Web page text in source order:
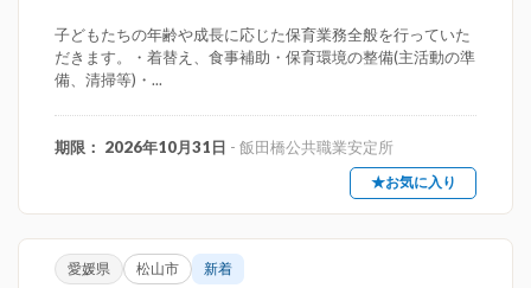
子どもたちの年齢や成長に応じた保育業務全般を行っていた
だきます。・着替え、食事補助・保育環境の整備(主活動の準
備、清掃等)・...
期限： 2026年10月31日 - 飯田橋公共職業安定所
★お気に入り
愛媛県 松山市 新着